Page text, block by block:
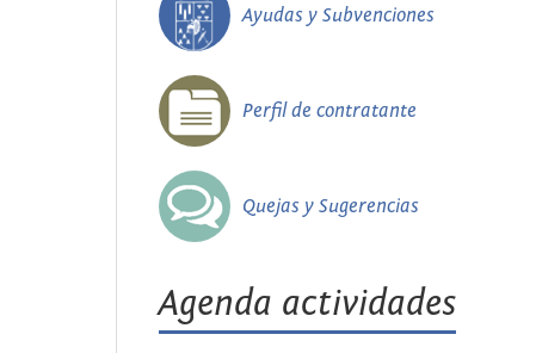
Ayudas y Subvenciones
Perfil de contratante
Quejas y Sugerencias
Agenda actividades